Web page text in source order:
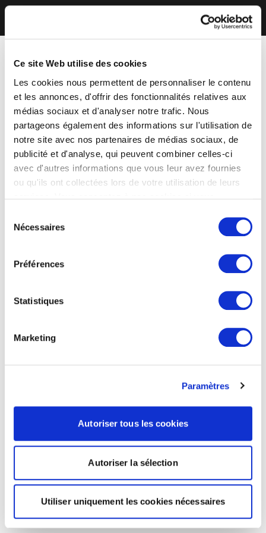
Ce site Web utilise des cookies
Les cookies nous permettent de personnaliser le contenu
et les annonces, d'offrir des fonctionnalités relatives aux
médias sociaux et d'analyser notre trafic. Nous
partageons également des informations sur l'utilisation de
notre site avec nos partenaires de médias sociaux, de
publicité et d'analyse, qui peuvent combiner celles-ci
avec d'autres informations que vous leur avez fournies
ou qu'ils ont collectées lors de votre utilisation de leurs
Nécessaires
Préférences
Statistiques
Marketing
Paramètres
Autoriser tous les cookies
Autoriser la sélection
Utiliser uniquement les cookies nécessaires